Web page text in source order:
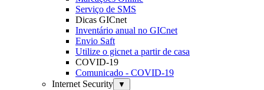
Serviço de SMS
Dicas GICnet
Inventário anual no GICnet
Envio Saft
Utilize o gicnet a partir de casa
COVID-19
Comunicado - COVID-19
Internet Security
▼